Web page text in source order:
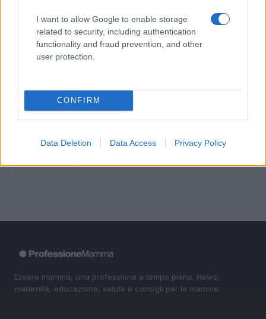
I want to allow Google to enable storage
related to security, including authentication
functionality and fraud prevention, and other
user protection.
CONFIRM
Data Deletion Data Access Privacy Policy
Diritti delle lavoratrici in gravidanza: guida completa e
aggiornata
Aiuti famiglie: tutto quello che devi sapere sui supporti
disponibili
3
4 Requisiti e Stipendi per Baby Sitter in Italia: La Guida
Essere mamma, una professione a tempo pieno. News,
maternità, educazione, salute e consigli per le mamme.